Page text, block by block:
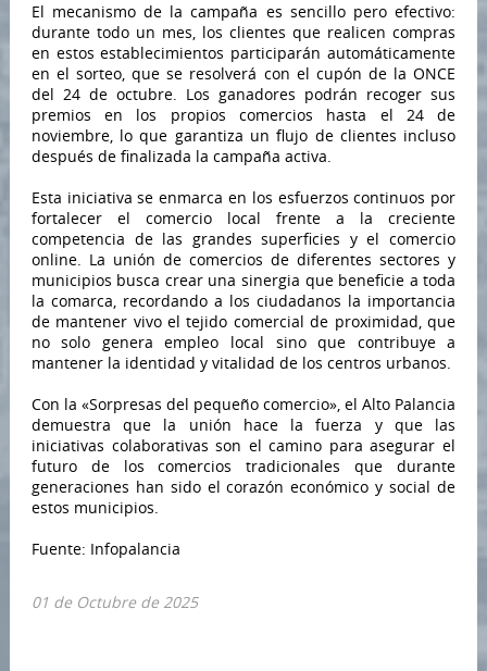
El mecanismo de la campaña es sencillo pero efectivo:
durante todo un mes, los clientes que realicen compras
en estos establecimientos participarán automáticamente
en el sorteo, que se resolverá con el cupón de la ONCE
del 24 de octubre. Los ganadores podrán recoger sus
premios en los propios comercios hasta el 24 de
noviembre, lo que garantiza un flujo de clientes incluso
después de finalizada la campaña activa.
Esta iniciativa se enmarca en los esfuerzos continuos por
fortalecer el comercio local frente a la creciente
competencia de las grandes superficies y el comercio
online. La unión de comercios de diferentes sectores y
municipios busca crear una sinergia que beneficie a toda
la comarca, recordando a los ciudadanos la importancia
de mantener vivo el tejido comercial de proximidad, que
no solo genera empleo local sino que contribuye a
mantener la identidad y vitalidad de los centros urbanos.
Con la «Sorpresas del pequeño comercio», el Alto Palancia
demuestra que la unión hace la fuerza y que las
iniciativas colaborativas son el camino para asegurar el
futuro de los comercios tradicionales que durante
generaciones han sido el corazón económico y social de
estos municipios.
Fuente: Infopalancia
01 de Octubre de 2025